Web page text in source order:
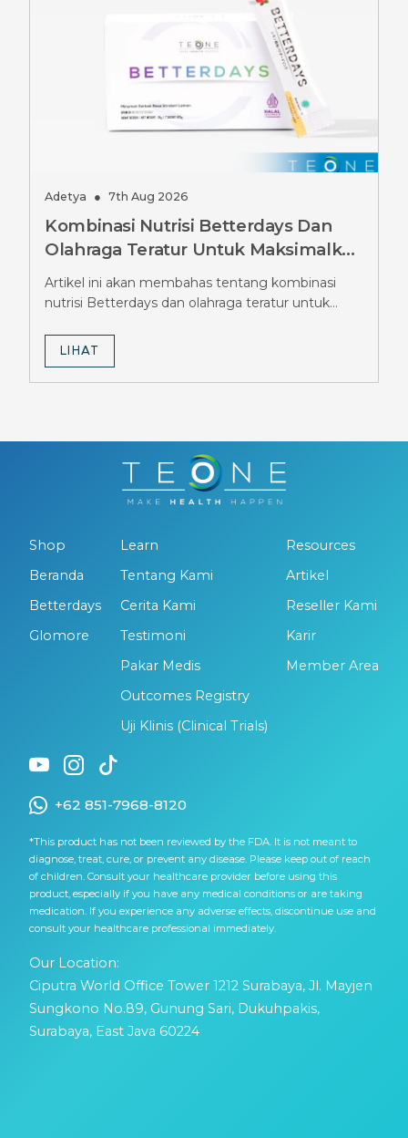
Adetya ● 7th Aug 2026
Kombinasi Nutrisi Betterdays Dan
Olahraga Teratur Untuk Maksimalkan
Hasil Diet Ozempic, Wajib Tahu
Strateginya
Artikel ini akan membahas tentang kombinasi
nutrisi Betterdays dan olahraga teratur untuk
LIHAT
Shop
Beranda
Betterdays
Glomore
Learn
Tentang Kami
Cerita Kami
Testimoni
Pakar Medis
Outcomes Registry
Uji Klinis (Clinical Trials)
Resources
Artikel
Reseller Kami
Karir
Member Area
+62 851-7968-8120
*This product has not been reviewed by the FDA. It is not meant to
diagnose, treat, cure, or prevent any disease. Please keep out of reach
of children. Consult your healthcare provider before using this
product, especially if you have any medical conditions or are taking
medication. If you experience any adverse effects, discontinue use and
consult your healthcare professional immediately.
Our Location:
Ciputra World Office Tower 1212 Surabaya, Jl. Mayjen
Sungkono No.89, Gunung Sari, Dukuhpakis,
Surabaya, East Java 60224